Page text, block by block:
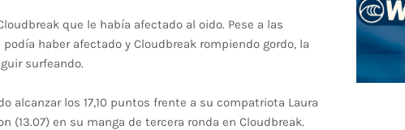
que le había afectado al oido. Pese a las
haber afectado y Cloudbreak rompiendo gordo, la
surfeando.
alcanzar los 17,10 puntos frente a su compatriota Laura
(13.07) en su manga de tercera ronda en Cloudbreak.